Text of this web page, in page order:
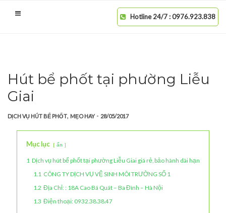
Hotline 24/7 : 0976.923.838
Hút bể phốt tại phường Liễu
Giai
DỊCH VỤ HÚT BỂ PHỐT, MẸO HAY- 28/05/2017
Mục lục ẩn
1 Dịch vụ hút bể phốt tại phường Liễu Giai giá rẻ, bảo hành dài hạn
1.1 CÔNG TY DỊCH VỤ VỆ SINH MÔI TRƯỜNG SỐ 1
1.2 Địa Chỉ: : 18A Cao Bá Quát – Ba Đình – Hà Nội
1.3 Điện thoại: 0932.38.38.47